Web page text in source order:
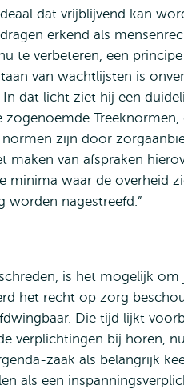
dat vrijblijvend kan
erkend als
te verbeteren, een
van wachtlijsten is
dat licht ziet hij een
Treeknormen,
zijn door
maken van afspraken
minima waar de overheid
nagestreefd.”
is het mogelijk om
het recht op zorg
Die tijd lijkt
verplichtingen bij horen,
zaak als belangrijk
als een